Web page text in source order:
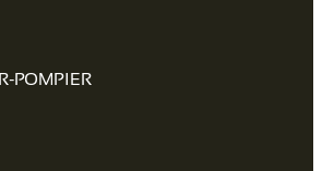
POMPIER